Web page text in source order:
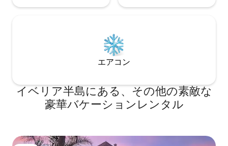
エアコン
イベリア半島にある、その他の素敵な
豪華バケーションレンタル